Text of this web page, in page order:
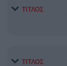
ΤΙΤΛΟΣ
ΤΙΤΛΟΣ